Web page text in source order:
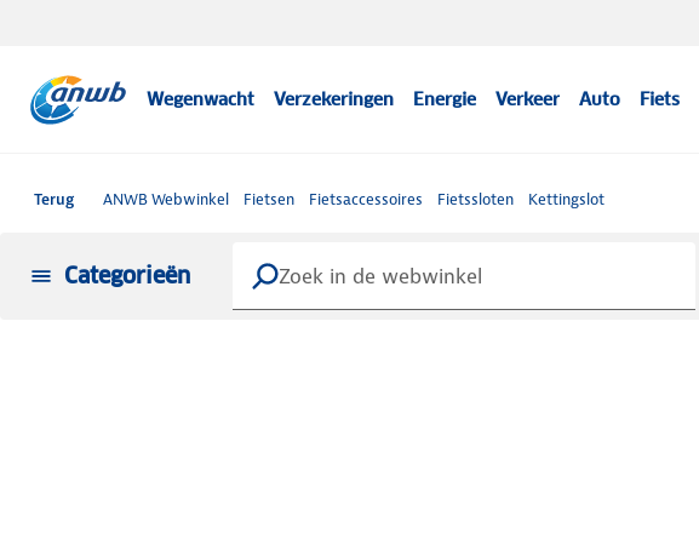
Wegenwacht Verzekeringen Energie Verkeer Auto Fiets
Terug ANWB Webwinkel Fietsen Fietsaccessoires Fietssloten Kettingslot
Categorieën